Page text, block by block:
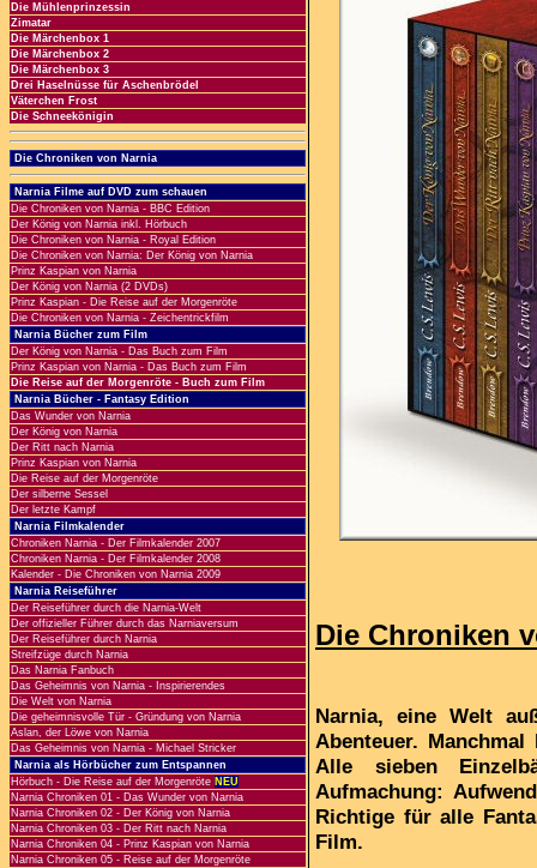
Die Mühlenprinzessin
Zimatar
Die Märchenbox 1
Die Märchenbox 2
Die Märchenbox 3
Drei Haselnüsse für Aschenbrödel
Väterchen Frost
Die Schneekönigin
Die Chroniken von Narnia
Narnia Filme auf DVD zum schauen
Die Chroniken von Narnia - BBC Edition
Der König von Narnia inkl. Hörbuch
Die Chroniken von Narnia - Royal Edition
Die Chroniken von Narnia: Der König von Narnia
Prinz Kaspian von Narnia
Der König von Narnia (2 DVDs)
Prinz Kaspian - Die Reise auf der Morgenröte
Die Chroniken von Narnia - Zeichentrickfilm
Narnia Bücher zum Film
Der König von Narnia - Das Buch zum Film
Prinz Kaspian von Narnia - Das Buch zum Film
Die Reise auf der Morgenröte - Buch zum Film
Narnia Bücher - Fantasy Edition
Das Wunder von Narnia
Der König von Narnia
Der Ritt nach Narnia
Prinz Kaspian von Narnia
Die Reise auf der Morgenröte
Der silberne Sessel
Der letzte Kampf
Narnia Filmkalender
Chroniken Narnia - Der Filmkalender 2007
Chroniken Narnia - Der Filmkalender 2008
Kalender - Die Chroniken von Narnia 2009
Narnia Reiseführer
Der Reiseführer durch die Narnia-Welt
Der offizieller Führer durch das Narniaversum
Der Reiseführer durch Narnia
Streifzüge durch Narnia
Das Narnia Fanbuch
Das Geheimnis von Narnia - Inspirierendes
Die Welt von Narnia
Die geheimnisvolle Tür - Gründung von Narnia
Aslan, der Löwe von Narnia
Das Geheimnis von Narnia - Michael Stricker
Narnia als Hörbücher zum Entspannen
Hörbuch - Die Reise auf der Morgenröte NEU
Narnia Chroniken 01 - Das Wunder von Narnia
Narnia Chroniken 02 - Der König von Narnia
Narnia Chroniken 03 - Der Ritt nach Narnia
Narnia Chroniken 04 - Prinz Kaspian von Narnia
Narnia Chroniken 05 - Reise auf der Morgenröte
Die Chroniken
Narnia, eine Welt
Abenteuer.
Alle sieben
Aufmachung:
Richtige für alle
Film.